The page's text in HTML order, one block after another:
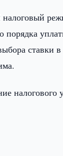
налоговый
порядка
ставки в
налогового